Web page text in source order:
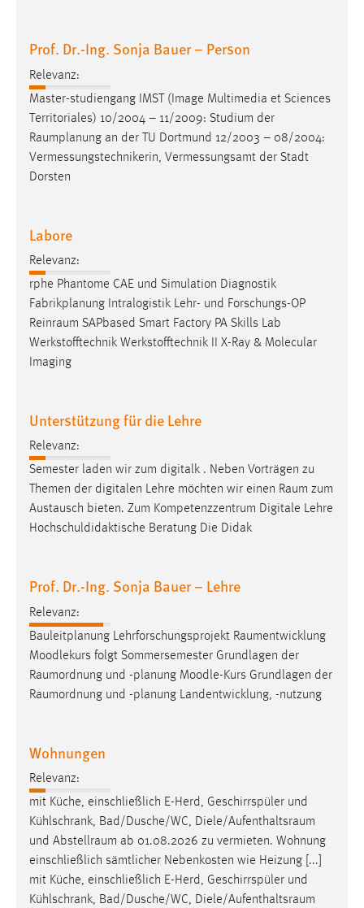
Prof. Dr.-Ing. Sonja Bauer – Person
Relevanz:
Master-studiengang IMST (Image Multimedia et Sciences
Territoriales) 10/2004 – 11/2009: Studium der
Raumplanung an der TU Dortmund 12/2003 – 08/2004:
Vermessungstechnikerin, Vermessungsamt der Stadt
Dorsten
Labore
Relevanz:
rphe Phantome CAE und Simulation Diagnostik
Fabrikplanung Intralogistik Lehr- und Forschungs-OP
Reinraum SAPbased Smart Factory PA Skills Lab
Werkstofftechnik Werkstofftechnik II X-Ray & Molecular
Imaging
Unterstützung für die Lehre
Relevanz:
Semester laden wir zum digitalk . Neben Vorträgen zu
Themen der digitalen Lehre möchten wir einen Raum zum
Austausch bieten. Zum Kompetenzzentrum Digitale Lehre
Hochschuldidaktische Beratung Die Didak
Prof. Dr.-Ing. Sonja Bauer – Lehre
Relevanz:
Bauleitplanung Lehrforschungsprojekt Raumentwicklung
Moodlekurs folgt Sommersemester Grundlagen der
Raumordnung und -planung Moodle-Kurs Grundlagen der
Raumordnung und -planung Landentwicklung, -nutzung
Wohnungen
Relevanz:
mit Küche, einschließlich E-Herd, Geschirrspüler und
Kühlschrank, Bad/Dusche/WC, Diele/Aufenthaltsraum
und Abstellraum ab 01.08.2026 zu vermieten. Wohnung
einschließlich sämtlicher Nebenkosten wie Heizung [...]
mit Küche, einschließlich E-Herd, Geschirrspüler und
Kühlschrank, Bad/Dusche/WC, Diele/Aufenthaltsraum
5e9dbeb1811c0446 = Sitzungslaufzeit, mibew_locale = 3
Login
Name:
fe_user, be_user, be_lastLoginProvider
Cookie Laufzeit:
24 Stunden
STATISTIK
Statistik Cookies erfassen Informationen anonym.
Matomo
Name:
_pk_ref, _pk_cvar, _pk_id, _pk_ses
Zweck:
Max. 13 Monate
MARKETING
Marketing Cookies werden von Drittanbietern
verwendet, um personalisierte Werbung anzuzeigen.
Google Ads
Name:
_gcl_au
Anbieter:
Google Ireland Limited